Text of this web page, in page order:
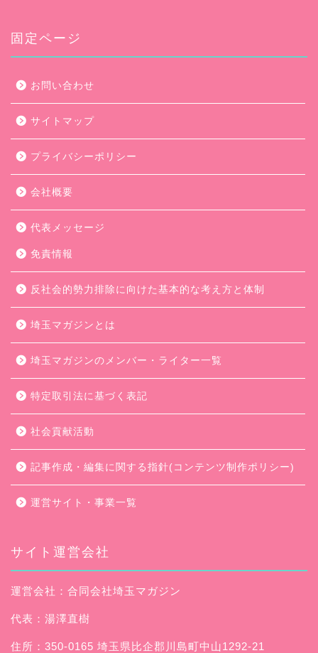
ブ
固定ページ
お問い合わせ
サイトマップ
プライバシーポリシー
会社概要
代表メッセージ
免責情報
反社会的勢力排除に向けた基本的な考え方と体制
埼玉マガジンとは
埼玉マガジンのメンバー・ライター一覧
特定取引法に基づく表記
社会貢献活動
記事作成・編集に関する指針(コンテンツ制作ポリシー)
運営サイト・事業一覧
サイト運営会社
運営会社：合同会社埼玉マガジン
代表：湯澤直樹
住所：350-0165 埼玉県比企郡川島町中山1292-21